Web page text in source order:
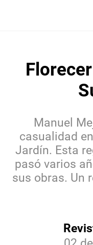
Manuel
casualidad
Jardín. Esta
pasó varios
sus obras. Un